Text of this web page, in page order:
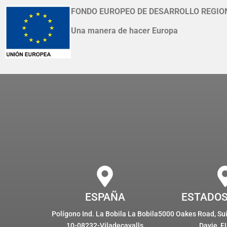
FONDO EUROPEO DE DESARROLLO
Una manera de hacer Europa
ESPAÑA
Polígono Ind. La Bobila La Bobila5000 Oakes Road,